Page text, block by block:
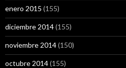
enero 2015 (155)
diciembre 2014(155)
noviembre 2014(150)
octubre 2014(155)